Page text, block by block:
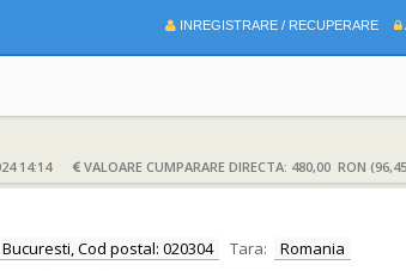
INREGISTRARE / RECUPERARE
14:14 VALOARE CUMPARARE DIRECTA: 480,00 RON
Cod postal: 020304 Tara:
Romania